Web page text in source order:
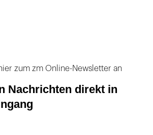
zum zm Online-Newsletter an
Nachrichten direkt in